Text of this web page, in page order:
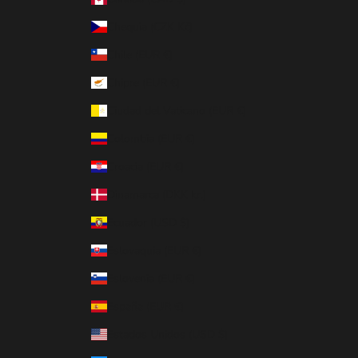
Chequia (CZK Kč)
Chile (EUR €)
Colombia (EUR €)
Croacia (EUR €)
Dinamarca (DKK kr.)
Ecuador (USD $)
Eslovaquia (EUR €)
Eslovenia (EUR €)
España (EUR €)
Estados Unidos (USD $)